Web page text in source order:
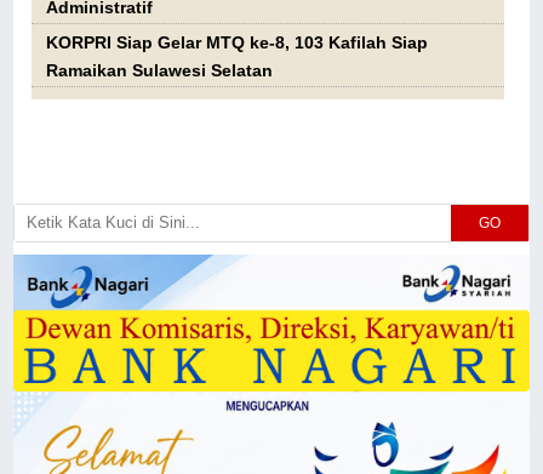
Administratif
KORPRI Siap Gelar MTQ ke-8, 103 Kafilah Siap
Ramaikan Sulawesi Selatan
GO